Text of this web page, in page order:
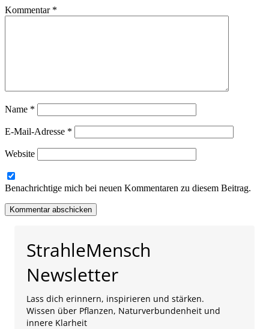
Kommentar *
Name *
E-Mail-Adresse *
Website
Benachrichtige mich bei neuen Kommentaren zu diesem Beitrag.
StrahleMensch
Newsletter
Lass dich erinnern, inspirieren und stärken.
Wissen über Pflanzen, Naturverbundenheit und
innere Klarheit